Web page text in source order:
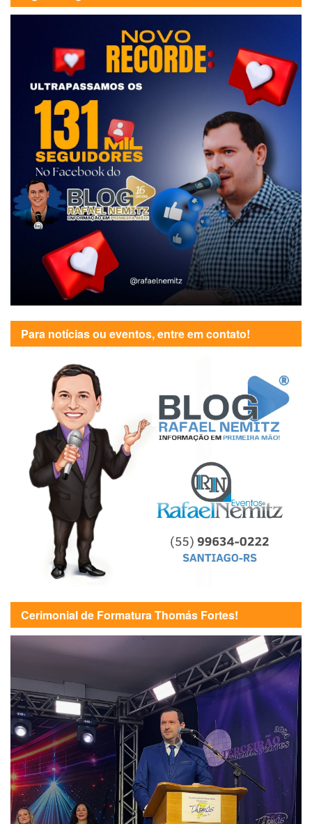
Para notícias ou eventos, entre em contato!
Cerimonial de Formatura Thomás Fortes!